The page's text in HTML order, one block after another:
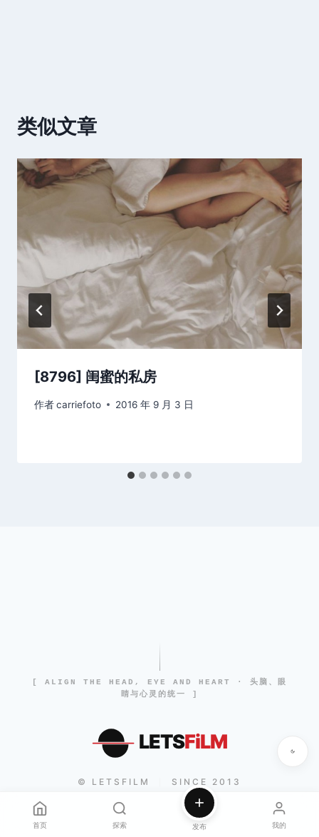
类似文章
[8796] 闺蜜的私房
作者carriefoto 2016 年 9 月 3 日
[ ALIGN THE HEAD, EYE AND HEART · 头脑、眼
睛与心灵的统一 ]
LETSFiLM
© LETSFILM SINCE 2013
首页 探索 发布 我的